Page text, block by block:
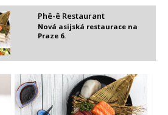
Phê-ê Restaurant
Nová asijská restaurace na
Praze 6.